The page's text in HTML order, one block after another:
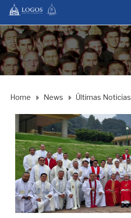
Home News Últimas Noticias